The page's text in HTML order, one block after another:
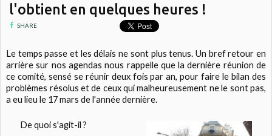
l'obtient en quelques heures !
SHARE
Le temps passe et les délais ne sont plus tenus. Un bref retour en
arrière sur nos agendas nous rappelle que la dernière réunion de
ce comité, sensé se réunir deux fois par an, pour faire le bilan des
problèmes résolus et de ceux qui malheureusement ne le sont pas,
a eu lieu le 17 mars de l'année dernière.
De quoi s'agit-il ?